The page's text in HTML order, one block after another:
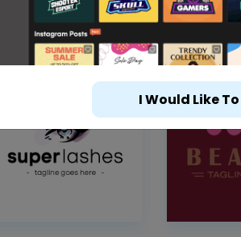
I Would Like